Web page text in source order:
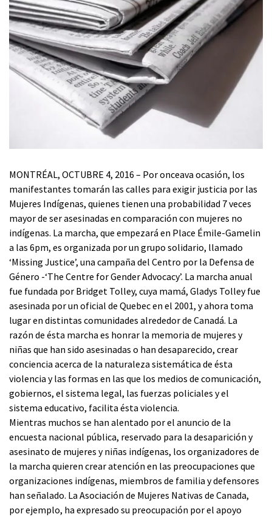
MONTRÉAL, OCTUBRE 4, 2016 – Por onceava ocasión, los
manifestantes tomarán las calles para exigir justicia por las
Mujeres Indígenas, quienes tienen una probabilidad 7 veces
mayor de ser asesinadas en comparación con mujeres no
indígenas. La marcha, que empezará en Place Émile-Gamelin
a las 6pm, es organizada por un grupo solidario, llamado
‘Missing Justice’, una campaña del Centro por la Defensa de
Género -‘The Centre for Gender Advocacy’. La marcha anual
fue fundada por Bridget Tolley, cuya mamá, Gladys Tolley fue
asesinada por un oficial de Quebec en el 2001, y ahora toma
lugar en distintas comunidades alrededor de Canadá. La
razón de ésta marcha es honrar la memoria de mujeres y
niñas que han sido asesinadas o han desaparecido, crear
conciencia acerca de la naturaleza sistemática de ésta
violencia y las formas en las que los medios de comunicación,
gobiernos, el sistema legal, las fuerzas policiales y el
sistema educativo, facilita ésta violencia.
Mientras muchos se han alentado por el anuncio de la
encuesta nacional pública, reservado para la desaparición y
asesinato de mujeres y niñas indígenas, los organizadores de
la marcha quieren crear atención en las preocupaciones que
organizaciones indígenas, miembros de familia y defensores
han señalado. La Asociación de Mujeres Nativas de Canada,
por ejemplo, ha expresado su preocupación por el apoyo